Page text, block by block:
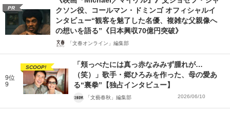
PR
クソン役、コールマン・ドミンゴ オフィシャルイ
ンタビュー“観客を魅了した名優、複雑な父親像へ
の想いを語る”《日本興収70億円突破》
「文春オンライン」編集部
9位
9
SCOOP!
「頬っぺたには真っ赤なみみず腫れが…
（笑）」歌手・郷ひろみを作った、母の愛あ
る“裏拳”【独占インタビュー】
「文藝春秋」編集部 2026/06/10